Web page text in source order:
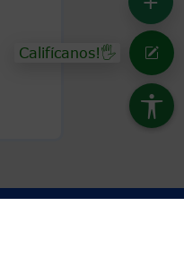
Califícanos!🖐